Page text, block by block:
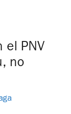
el PNV
no